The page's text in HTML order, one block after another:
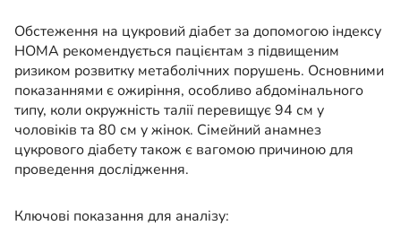
Обстеження на цукровий діабет за допомогою індексу
HOMA рекомендується пацієнтам з підвищеним
ризиком розвитку метаболічних порушень. Основними
показаннями є ожиріння, особливо абдомінального
типу, коли окружність талії перевищує 94 см у
чоловіків та 80 см у жінок. Сімейний анамнез
цукрового діабету також є вагомою причиною для
проведення дослідження.
Ключові показання для аналізу: